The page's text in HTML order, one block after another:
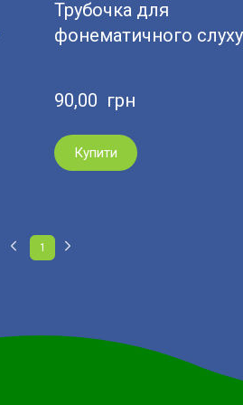
Трубочка для
фонематичного
90,00  грн
Купити
1